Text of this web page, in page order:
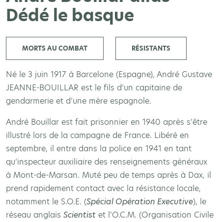
Dédé le basque
MORTS AU COMBAT RÉSISTANTS
Né le 3 juin 1917 à Barcelone (Espagne), André Gustave
JEANNE-BOUILLAR est le fils d’un capitaine de
gendarmerie et d’une mère espagnole.
André Bouillar est fait prisonnier en 1940 après s’être
illustré lors de la campagne de France. Libéré en
septembre, il entre dans la police en 1941 en tant
qu’inspecteur auxiliaire des renseignements généraux
à Mont-de-Marsan. Muté peu de temps après à Dax, il
prend rapidement contact avec la résistance locale,
notamment le S.O.E. (Spécial Opération Executive), le
réseau anglais Scientist et l’O.C.M. (Organisation Civile